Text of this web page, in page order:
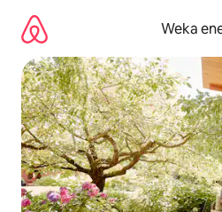
kwenda
kwenye
maudhui
Weka